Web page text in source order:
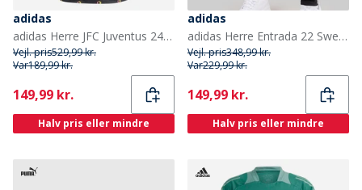
adidas
adidas Herre JFC Juventus 24/25 Pre Match Trøje Sort
Vejl. pris529,99 kr.
Var189,99 kr.
Current
149,99 kr.
Halv pris eller mindre
adidas
adidas Herre Entrada 22 Sweatpants Sort
Vejl. pris348,99 kr.
Var229,99 kr.
Current
149,99 kr.
Halv pris eller mindre